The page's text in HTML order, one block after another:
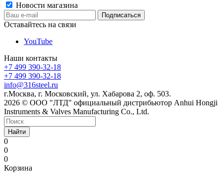
Новости магазина
Оставайтесь на связи
YouTube
Наши контакты
+7 499 390-32-18
+7 499 390-32-18
info@316steel.ru
г.Москва, г. Московский, ул. Хабарова 2, оф. 503.
2026 © ООО "ЛТД" официальный дистрибьютор Anhui Hongji
Instruments & Valves Manufacturing Co., Ltd.
Найти
0
0
0
Корзина